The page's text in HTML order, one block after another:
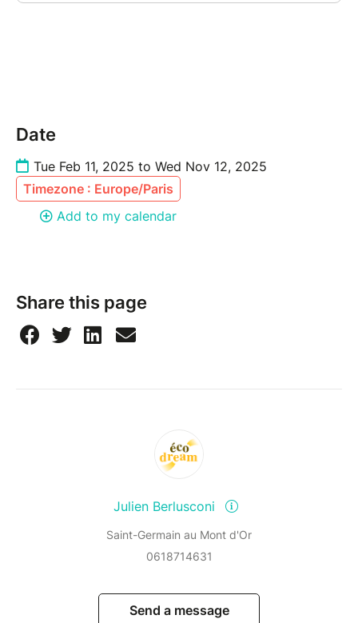
Date
Tue Feb 11, 2025 to Wed Nov 12, 2025
Timezone : Europe/Paris
Add to my calendar
Share this page
Julien Berlusconi
Saint-Germain au Mont d'Or
0618714631
Send a message